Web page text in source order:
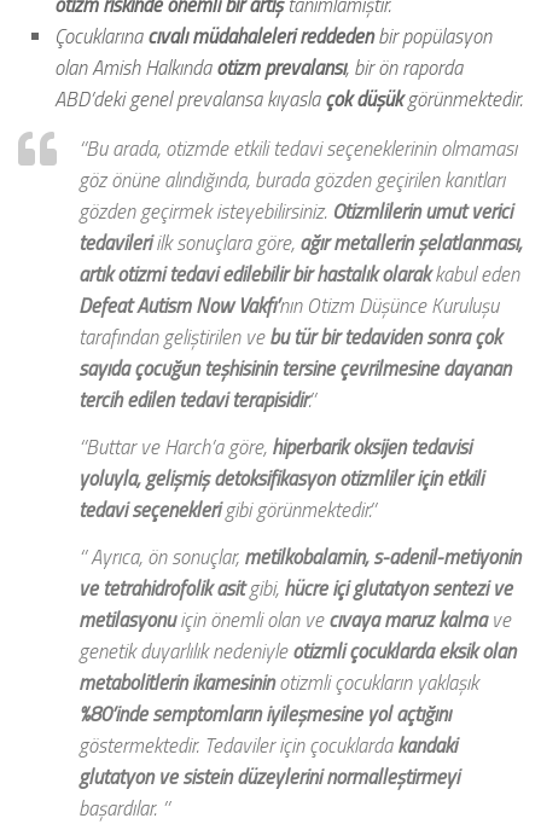
Çocuklarınacıvalı müdahaleleri reddedenbir popülasyon
olan Amish Halkındaotizm prevalansı, bir ön raporda
ABD’deki genel prevalansa kıyaslaçok düşükgörünmektedir.
‘’Bu arada, otizmde etkili tedavi seçeneklerinin olmaması
göz önüne alındığında, burada gözden geçirilen kanıtları
gözden geçirmek isteyebilirsiniz. Otizmlilerin umut verici
tedavileriilk sonuçlara göre, ağır metallerin şelatlanması,
artık otizmi tedavi edilebilir bir hastalık olarakkabul eden
Defeat Autism Now Vakfı’nın Otizm Düşünce Kuruluşu
tarafından geliştirilen vebu tür bir tedaviden sonra çok
sayıda çocuğun teşhisinin tersine çevrilmesine dayanan
tercih edilen tedavi terapisidir.’’
‘’Buttar ve Harch’a göre, hiperbarik oksijen tedavisi
yoluyla,gelişmiş detoksifikasyon otizmliler için etkili
tedavi seçeneklerigibi görünmektedir.’’
‘’ Ayrıca, ön sonuçlar, metilkobalamin, s-adenil-metiyonin
ve tetrahidrofolik asitgibi, hücre içi glutatyon sentezi ve
metilasyonuiçin önemli olan vecıvaya maruz kalmave
genetik duyarlılık nedeniyleotizmli çocuklarda eksik olan
metabolitlerin ikamesininotizmli çocukların yaklaşık
%80’inde semptomların iyileşmesine yol açtığını
göstermektedir. Tedaviler için çocuklardakandaki
glutatyon ve sistein düzeylerini normalleştirmeyi
başardılar. ’’